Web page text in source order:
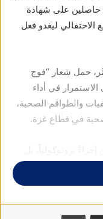
168 طبيباً وطبيبة حاصلين على شهادة
الاحتفالي ليغدو فعل
حمل شعار “فوج
الاستمرار في أداء
والطواقم الصحية،
في قطاع غزة.
بروتوكولياً، بل
بأن الطب في غزة لم
القصف والحصار.
مشاركة عبر البريد طباعة